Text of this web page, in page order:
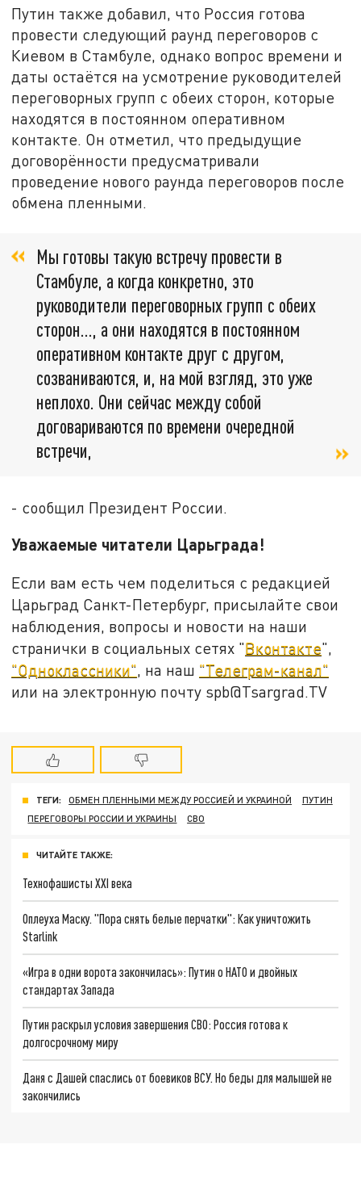
Путин также добавил, что Россия готова
провести следующий раунд переговоров с
Киевом в Стамбуле, однако вопрос времени и
даты остаётся на усмотрение руководителей
переговорных групп с обеих сторон, которые
находятся в постоянном оперативном
контакте. Он отметил, что предыдущие
договорённости предусматривали
проведение нового раунда переговоров после
обмена пленными.
Мы готовы такую встречу провести в
Стамбуле, а когда конкретно, это
руководители переговорных групп с обеих
сторон..., а они находятся в постоянном
оперативном контакте друг с другом,
созваниваются, и, на мой взгляд, это уже
неплохо. Они сейчас между собой
договариваются по времени очередной
встречи,
- сообщил Президент России.
Уважаемые читатели Царьграда!
Если вам есть чем поделиться с редакцией
Царьград Санкт-Петербург, присылайте свои
наблюдения, вопросы и новости на наши
странички в социальных сетях "Вконтакте",
"Одноклассники", на наш "Телеграм-канал"
или на электронную почту spb@Tsargrad.TV
ТЕГИ: ОБМЕН ПЛЕННЫМИ МЕЖДУ РОССИЕЙ И УКРАИНОЙ
ПУТИН
ПЕРЕГОВОРЫ РОССИИ И УКРАИНЫ
СВО
ЧИТАЙТЕ ТАКЖЕ:
Технофашисты XXI века
Оплеуха Маску. "Пора снять белые перчатки": Как уничтожить
Starlink
«Игра в одни ворота закончилась»: Путин о НАТО и двойных
стандартах Запада
Путин раскрыл условия завершения СВО: Россия готова к
долгосрочному миру
Даня с Дашей спаслись от боевиков ВСУ. Но беды для малышей не
закончились